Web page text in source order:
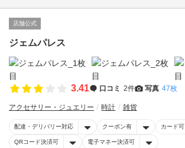
店舗公式
ジェムパレス
3.41 口コミ 2件 写真 47枚
アクセサリー・ジュエリー 時計 雑貨
配達・デリバリー対応 クーポン有 カード可
QRコード決済可 電子マネー決済可